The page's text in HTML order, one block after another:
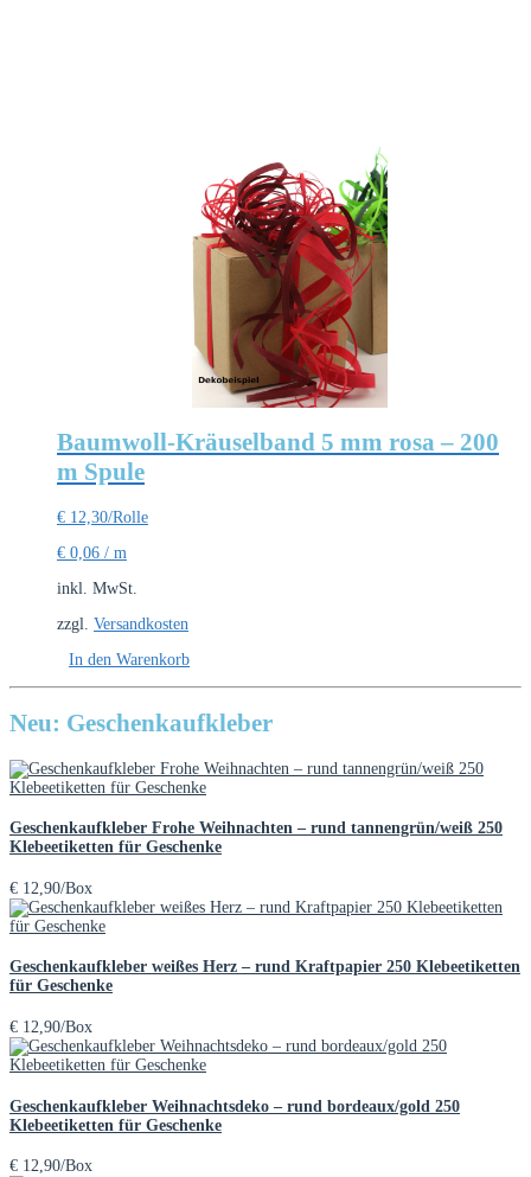
Baumwoll-Kräuselband 5 mm rosa – 200
m Spule
€ 12,30/Rolle
€ 0,06 / m
inkl. MwSt.
zzgl. Versandkosten
In den Warenkorb
Neu: Geschenkaufkleber
Geschenkaufkleber Frohe Weihnachten – rund tannengrün/weiß 250
Klebeetiketten für Geschenke
€ 12,90/Box
Geschenkaufkleber weißes Herz – rund Kraftpapier 250 Klebeetiketten
für Geschenke
€ 12,90/Box
Geschenkaufkleber Weihnachtsdeko – rund bordeaux/gold 250
Klebeetiketten für Geschenke
€ 12,90/Box